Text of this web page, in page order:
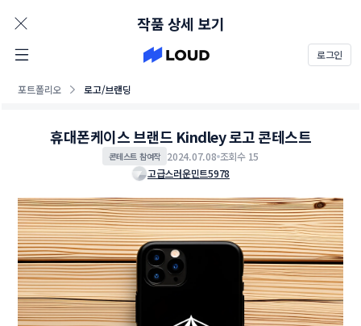
로그인
포트폴리오 로고/브랜딩
작품 상세 보기
휴대폰케이스 브랜드 Kindley 로고 콘테스트
콘테스트 참여작 2024.07.08 조회수 15
고급스러운민트5978